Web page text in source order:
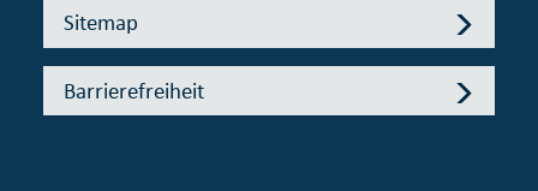
Sitemap
Barrierefreiheit